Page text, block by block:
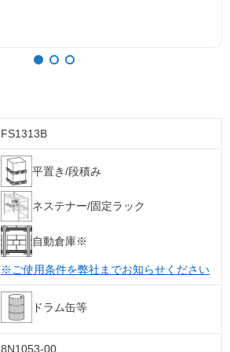
FS1313B
平置き/段積み
ネステナー/固定ラック
自動倉庫※
※ご使用条件を弊社までお知らせください
ドラム缶等
8N1053-00